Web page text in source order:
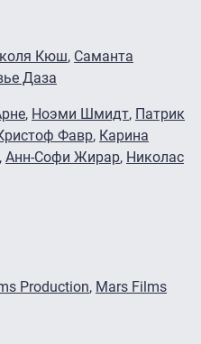
Кюш, Саманта
Даза
, Ноэми Шмидт, Патрик
Фавр, Карина
, Анн-Софи Жирар, Николас
Production, Mars Films